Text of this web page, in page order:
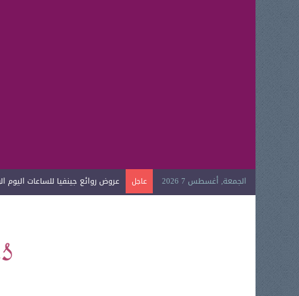
الجمعة, أغسطس 7 2026 عاجل عروض روائع جينفيا للساعات اليوم